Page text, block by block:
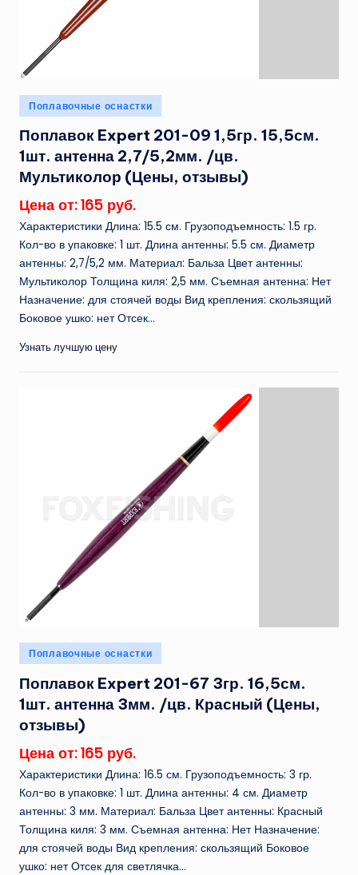
Опубликовано
в
Поплавочные оснастки
Поплавок Expert 201-09 1,5гр. 15,5см.
1шт. антенна 2,7/5,2мм. /цв.
Мультиколор (Цены, отзывы)
Цена от: 165 руб.
Характеристики Длина: 15.5 см. Грузоподъемность: 1.5 гр.
Кол-во в упаковке: 1 шт. Длина антенны: 5.5 см. Диаметр
антенны: 2,7/5,2 мм. Материал: Бальза Цвет антенны:
Мультиколор Толщина киля: 2,5 мм. Съемная антенна: Нет
Назначение: для стоячей воды Вид крепления: скользящий
Боковое ушко: нет Отсек...
Узнать лучшую цену
Опубликовано
в
Поплавочные оснастки
Поплавок Expert 201-67 3гр. 16,5см.
1шт. антенна 3мм. /цв. Красный (Цены,
отзывы)
Цена от: 165 руб.
Характеристики Длина: 16.5 см. Грузоподъемность: 3 гр.
Кол-во в упаковке: 1 шт. Длина антенны: 4 см. Диаметр
антенны: 3 мм. Материал: Бальза Цвет антенны: Красный
Толщина киля: 3 мм. Съемная антенна: Нет Назначение:
для стоячей воды Вид крепления: скользящий Боковое
ушко: нет Отсек для светлячка...